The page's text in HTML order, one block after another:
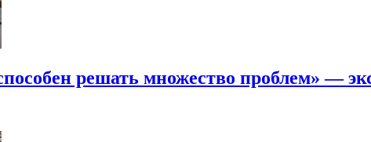
решать множество проблем» —